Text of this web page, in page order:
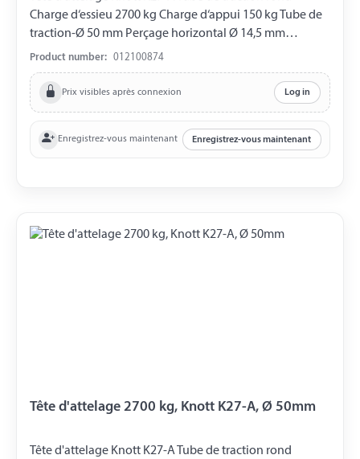
Charge d‘essieu 2700 kg Charge d‘appui 150 kg Tube de
traction-Ø 50 mm Perçage horizontal Ø 14,5 mm
Perçage vertical Ø 14,5 mm Distance entre les Perçages
40 mm
Product number: 012100874
Prix visibles après connexion Log in
Enregistrez-vous maintenant Enregistrez-vous maintenant
Tête d'attelage 2700 kg, Knott K27-A, Ø 50mm
Tête d'attelage Knott K27-A Tube de traction rond